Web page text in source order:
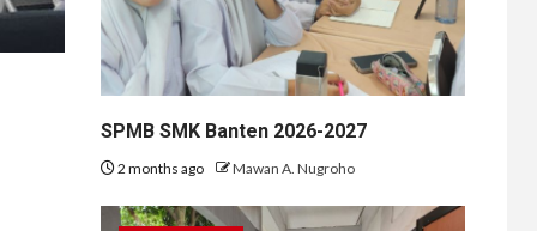
SPMB SMK Banten 2026-2027
2 months ago Mawan A. Nugroho